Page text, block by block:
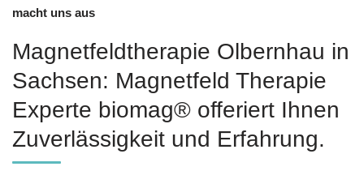
macht uns aus
Magnetfeldtherapie Olbernhau in
Sachsen: Magnetfeld Therapie
Experte biomag® offeriert Ihnen
Zuverlässigkeit und Erfahrung.